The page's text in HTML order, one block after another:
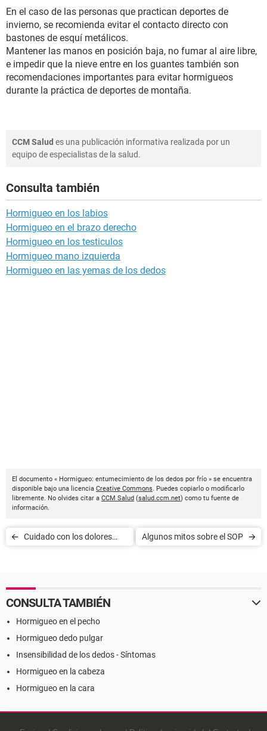
En el caso de las personas que practican deportes de
invierno, se recomienda evitar el contacto directo con
bastones de esquí metálicos.
Mantener las manos en posición baja, no fumar al aire libre,
e impedir que la nieve entre en los guantes también son
recomendaciones importantes para evitar hormigueos
durante la práctica de deportes de montaña.
CCM Salud es una publicación informativa realizada por un
equipo de especialistas de la salud.
Consulta también
Hormigueo en los labios
Hormigueo en el brazo derecho
Hormigueo en los testiculos
Hormigueo mano izquierda
Hormigueo en las yemas de los dedos
El documento « Hormigueo: entumecimiento de los dedos por frío » se encuentra
disponible bajo una licencia Creative Commons. Puedes copiarlo o modificarlo
libremente. No olvides citar a CCM Salud (salud.ccm.net) como tu fuente de
información.
Cuidado con los dolores
Algunos mitos sobre el SOP
CONSULTA TAMBIÉN
Hormigueo en el pecho
Hormigueo dedo pulgar
Insensibilidad de los dedos - Síntomas
Hormigueo en la cabeza
Hormigueo en la cara